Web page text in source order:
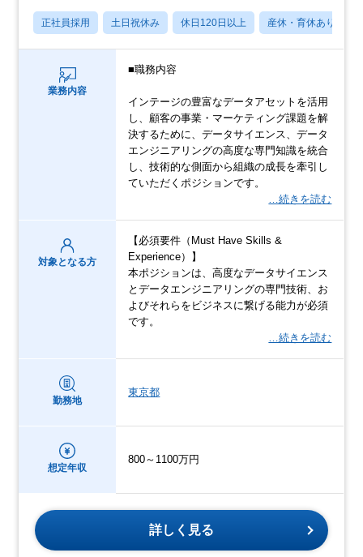
正社員採用 土日祝休み 休日120日以上 産休・育休あり
業務内容
■職務内容
インテージの豊富なデータアセットを活用
し、顧客の事業・マーケティング課題を解
決するために、データサイエンス、データ
エンジニアリングの高度な専門知識を統合
し、技術的な側面から組織の成長を牽引し
ていただくポジションです。
…続きを読む
対象となる方
【必須要件（Must Have Skills &
Experience）】
本ポジションは、高度なデータサイエンス
とデータエンジニアリングの専門技術、お
よびそれらをビジネスに繋げる能力が必須
です。
…続きを読む
勤務地
東京都
想定年収
800～1100万円
詳しく見る